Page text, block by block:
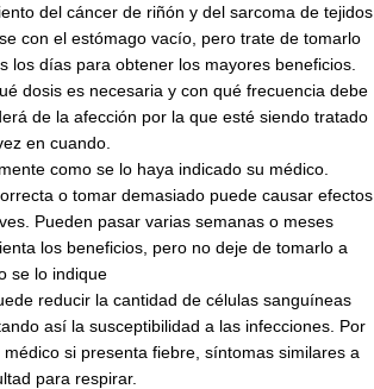
del cáncer de riñón y del sarcoma de tejidos
con el estómago vacío, pero trate de tomarlo
los días para obtener los mayores beneficios.
dosis es necesaria y con qué frecuencia debe
de la afección por la que esté siendo tratado
en cuando.
como se lo haya indicado su médico.
o tomar demasiado puede causar efectos
Pueden pasar varias semanas o meses
los beneficios, pero no deje de tomarlo a
se lo indique
reducir la cantidad de células sanguíneas
así la susceptibilidad a las infecciones. Por
si presenta fiebre, síntomas similares a
para respirar.